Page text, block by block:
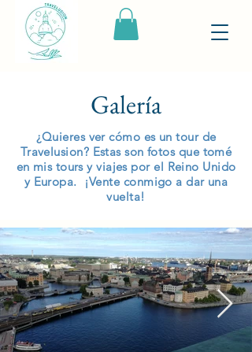
Galería
¿Quieres ver cómo es un tour de
Travelusion? Estas son fotos que tomé
en mis tours y viajes por el Reino Unido
y Europa. ¡Vente conmigo a dar una
vuelta!